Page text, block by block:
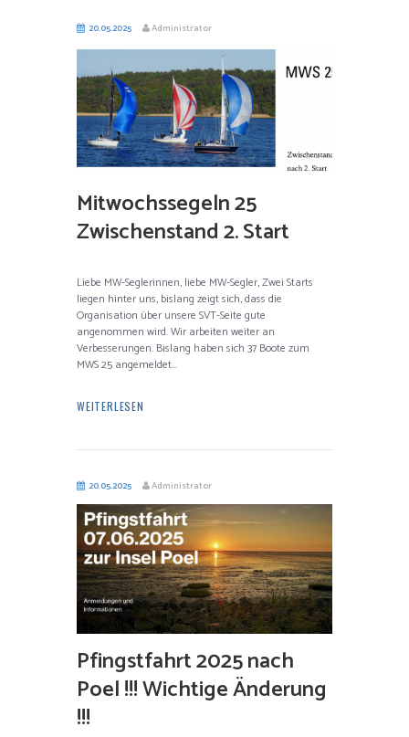
20.05.2025 Administrator
Mitwochssegeln 25
Zwischenstand 2. Start
Liebe MW-Seglerinnen, liebe MW-Segler, Zwei Starts
liegen hinter uns, bislang zeigt sich, dass die
Organisation über unsere SVT-Seite gute
angenommen wird. Wir arbeiten weiter an
Verbesserungen. Bislang haben sich 37 Boote zum
MWS 25 angemeldet...
WEITERLESEN
20.05.2025 Administrator
Pfingstfahrt 2025 nach
Poel !!! Wichtige Änderung
!!!